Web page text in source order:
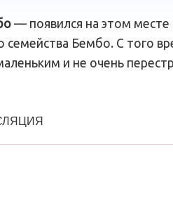
— появился на этом месте
семейства Бембо. С того
и не очень